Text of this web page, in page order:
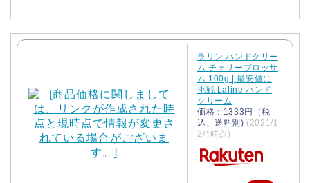
ラリン ハンドクリー
ム チェリーブロッサ
ム 100g | 最安値に
挑戦 Laline ハンド
クリーム
価格：1333円（税
込、送料別) (2021/1
2/4時点)